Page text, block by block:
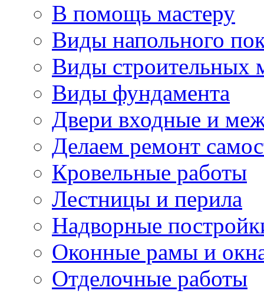
В помощь мастеру
Виды напольного
Виды строительных
Виды фундамента
Двери входные и
Делаем ремонт
Кровельные работы
Лестницы и перила
Надворные
Оконные рамы и
Отделочные работы